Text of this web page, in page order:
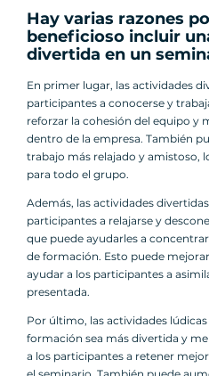
Hay varias razones
beneficioso incluir
divertida en un
En primer lugar, las actividades
participantes a conocerse y
reforzar la cohesión del equipo y
dentro de la empresa. También
trabajo más relajado y amistoso,
para todo el grupo.
Además, las actividades
participantes a relajarse y
que puede ayudarles a
de formación. Esto puede
ayudar a los participantes a
presentada.
Por último, las actividades
formación sea más divertida y
a los participantes a retener